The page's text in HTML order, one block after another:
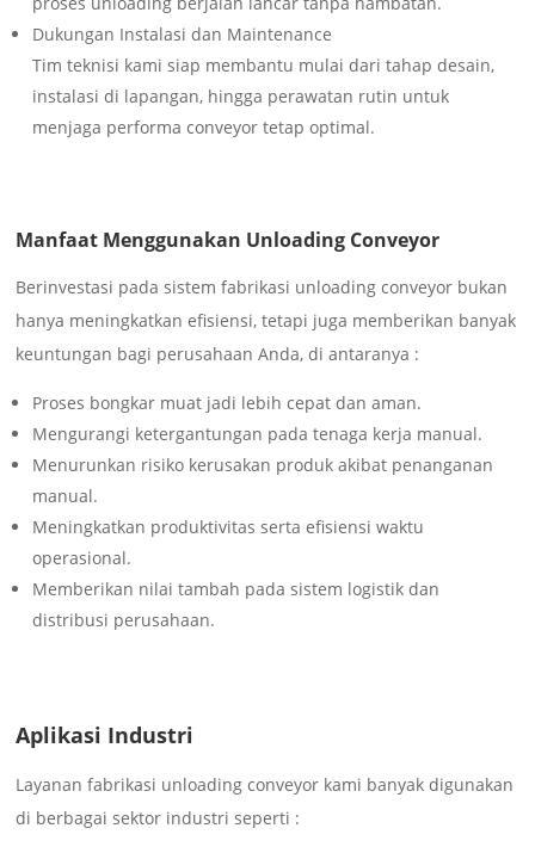
Dukungan Instalasi dan Maintenance
Tim teknisi kami siap membantu mulai dari tahap desain,
instalasi di lapangan, hingga perawatan rutin untuk
menjaga performa conveyor tetap optimal.
Manfaat Menggunakan Unloading Conveyor
Berinvestasi pada sistem fabrikasi unloading conveyor bukan
hanya meningkatkan efisiensi, tetapi juga memberikan banyak
keuntungan bagi perusahaan Anda, di antaranya :
Proses bongkar muat jadi lebih cepat dan aman.
Mengurangi ketergantungan pada tenaga kerja manual.
Menurunkan risiko kerusakan produk akibat penanganan
manual.
Meningkatkan produktivitas serta efisiensi waktu
operasional.
Memberikan nilai tambah pada sistem logistik dan
distribusi perusahaan.
Aplikasi Industri
Layanan fabrikasi unloading conveyor kami banyak digunakan
di berbagai sektor industri seperti :